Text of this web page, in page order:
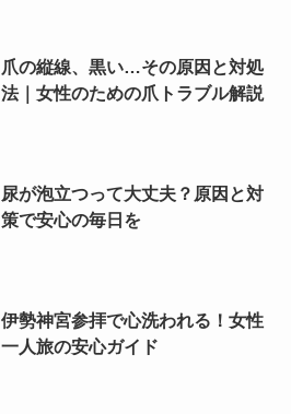
爪の縦線、黒い…その原因と対処
法｜女性のための爪トラブル解説
尿が泡立つって大丈夫？原因と対
策で安心の毎日を
伊勢神宮参拝で心洗われる！女性
一人旅の安心ガイド